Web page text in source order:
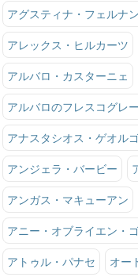
アグスティナ・フェルナ
アレックス・ヒルカーツ
アルバロ・カスターニェ
アルバロのフレスコグレー
アナスタシオス・ゲオル
アンジェラ・バービー
アンガス・マキューアン
アニー・オブライエン・
アトゥル・パナセ オー